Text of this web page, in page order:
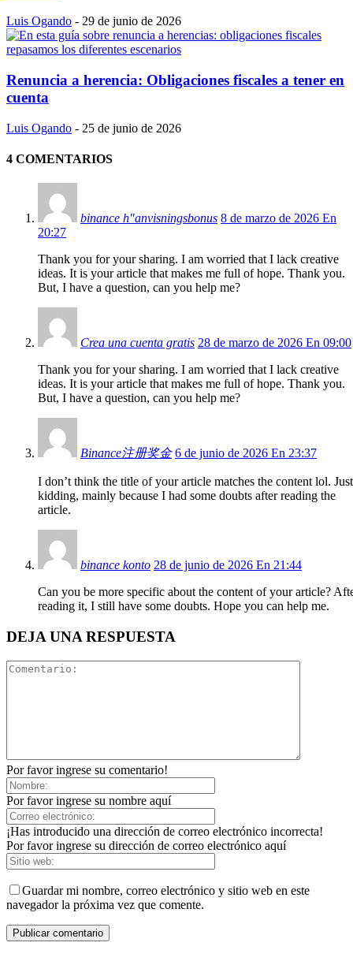
Luis Ogando - 29 de junio de 2026
Renuncia a herencia: Obligaciones fiscales a tener en
cuenta
Luis Ogando - 25 de junio de 2026
4 COMENTARIOS
binance h"anvisningsbonus 8 de marzo de 2026 En
20:27
Thank you for your sharing. I am worried that I lack creative
ideas. It is your article that makes me full of hope. Thank you.
But, I have a question, can you help me?
Crea una cuenta gratis 28 de marzo de 2026 En 09:00
Thank you for your sharing. I am worried that I lack creative
ideas. It is your article that makes me full of hope. Thank you.
But, I have a question, can you help me?
Binance注册奖金 6 de junio de 2026 En 23:37
I don’t think the title of your article matches the content lol. Just
kidding, mainly because I had some doubts after reading the
article.
binance konto 28 de junio de 2026 En 21:44
Can you be more specific about the content of your article?
reading it, I still have some doubts. Hope you can help me.
DEJA UNA RESPUESTA
Por favor ingrese su comentario!
Por favor ingrese su nombre aquí
¡Has introducido una dirección de correo electrónico incorrecta!
Por favor ingrese su dirección de correo electrónico aquí
Guardar mi nombre, correo electrónico y sitio web en este
navegador la próxima vez que comente.